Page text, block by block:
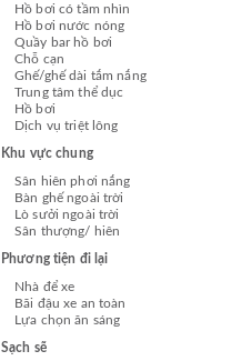
Hồ bơi có tầm nhìn
Hồ bơi nước nóng
Quầy bar hồ bơi
Chỗ cạn
Ghế/ghế dài tắm nắng
Trung tâm thể dục
Hồ bơi
Dịch vụ triệt lông
Khu vực chung
Sân hiên phơi nắng
Bàn ghế ngoài trời
Lò sưởi ngoài trời
Sân thượng/ hiên
Phương tiện đi lại
Nhà để xe
Bãi đậu xe an toàn
Lựa chọn ăn sáng
Sạch sẽ